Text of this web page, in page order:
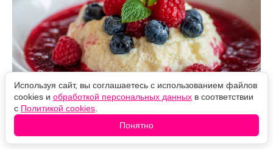
Используя сайт, вы соглашаетесь с использованием файлов
cookies и обработкой персональных данных в соответствии
с Политикой cookies
Понятно